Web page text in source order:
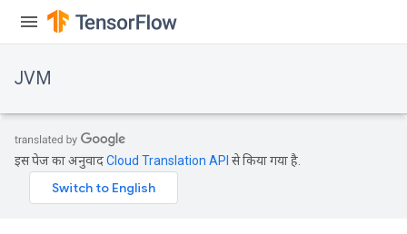
JVM
इस पेज का अनुवादCloud Translation API से किया गया है.